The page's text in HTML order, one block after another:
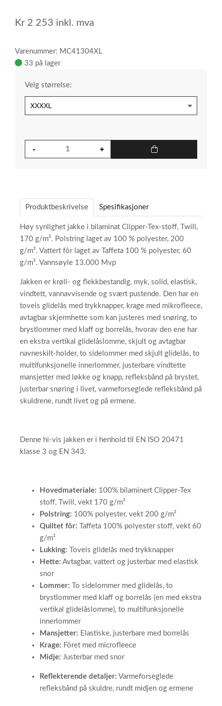
Kr 2 253 inkl. mva
Varenummer: MC41304XL
33 på lager
Velg størrelse:
Produktbeskrivelse Spesifikasjoner
Høy synlighet jakke i bilaminat Clipper-Tex-stoff, Twill,
170 g/m². Polstring laget av 100 % polyester, 200
g/m². Vattert fôr laget av Taffeta 100 % polyester, 60
g/m². Vannsøyle 13.000 Mvp
Jakken er krøll- og flekkbestandig, myk, solid, elastisk,
vindtett, vannavvisende og svært pustende. Den har en
toveis glidelås med trykknapper, krage med mikrofleece,
avtagbar skjermhette som kan justeres med snøring, to
brystlommer med klaff og borrelås, hvorav den ene har
en ekstra vertikal glidelåslomme, skjult og avtagbar
navneskilt-holder, to sidelommer med skjult glidelås, to
multifunksjonelle innerlommer, justerbare vindtette
mansjetter med løkke og knapp, refleksbånd på brystet,
justerbar snøring i livet, varmeforseglede refleksbånd på
skuldrene, rundt livet og på ermene.
Denne hi-vis jakken er i henhold til EN ISO 20471
klasse 3 og EN 343.
Hovedmateriale: 100% bilaminert Clipper-Tex
stoff, Twill, vekt 170 g/m²
Polstring: 100% polyester, vekt 200 g/m²
Quiltet fôr: Taffeta 100% polyester stoff, vekt 60
g/m²
Lukking: Toveis glidelås med trykknapper
Hette: Avtagbar, vattert og justerbar med elastisk
snor
Lommer: To sidelommer med glidelås, to
brystlommer med klaff og borrelås (en med ekstra
vertikal glidelåslomme), to multifunksjonelle
innerlommer
Mansjetter: Elastiske, justerbare med borrelås
Krage: Fôret med microfleece
Midje: Justerbar med snor
Reflekterende detaljer: Varmeforseglede
refleksbånd på skuldre, rundt midjen og ermene